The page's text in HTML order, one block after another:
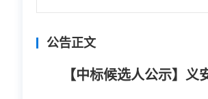
公告正文
【中标候选人公示】